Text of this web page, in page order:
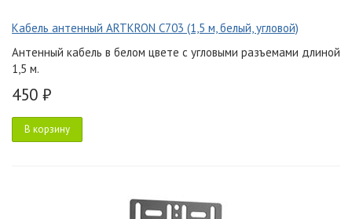
Кабель антенный ARTKRON C703 (1,5 м, белый, угловой)
Антенный кабель в белом цвете с угловыми разъемами длиной
1,5 м.
450 ₽
В корзину